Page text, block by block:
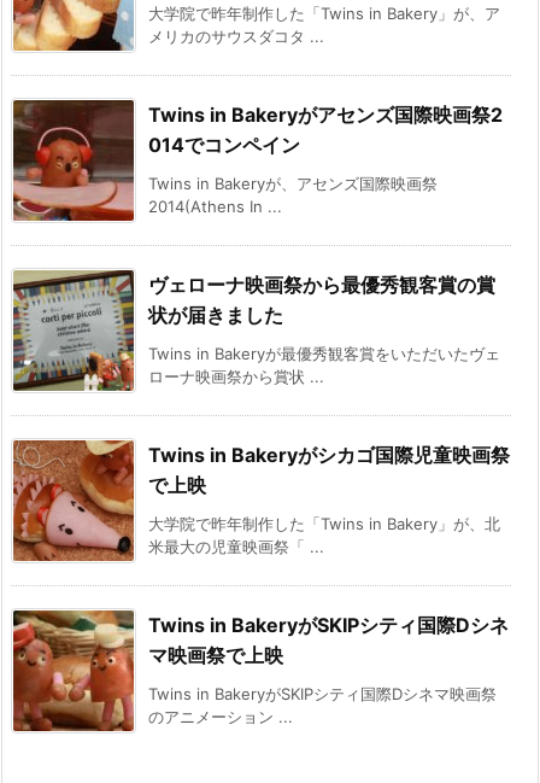
大学院で昨年制作した「Twins in Bakery」が、ア
メリカのサウスダコタ ...
Twins in Bakeryがアセンズ国際映画祭2
014でコンペイン
Twins in Bakeryが、アセンズ国際映画祭
2014(Athens In ...
ヴェローナ映画祭から最優秀観客賞の賞
状が届きました
Twins in Bakeryが最優秀観客賞をいただいたヴェ
ローナ映画祭から賞状 ...
Twins in Bakeryがシカゴ国際児童映画祭
で上映
大学院で昨年制作した「Twins in Bakery」が、北
米最大の児童映画祭「 ...
Twins in BakeryがSKIPシティ国際Dシネ
マ映画祭で上映
Twins in BakeryがSKIPシティ国際Dシネマ映画祭
のアニメーション ...